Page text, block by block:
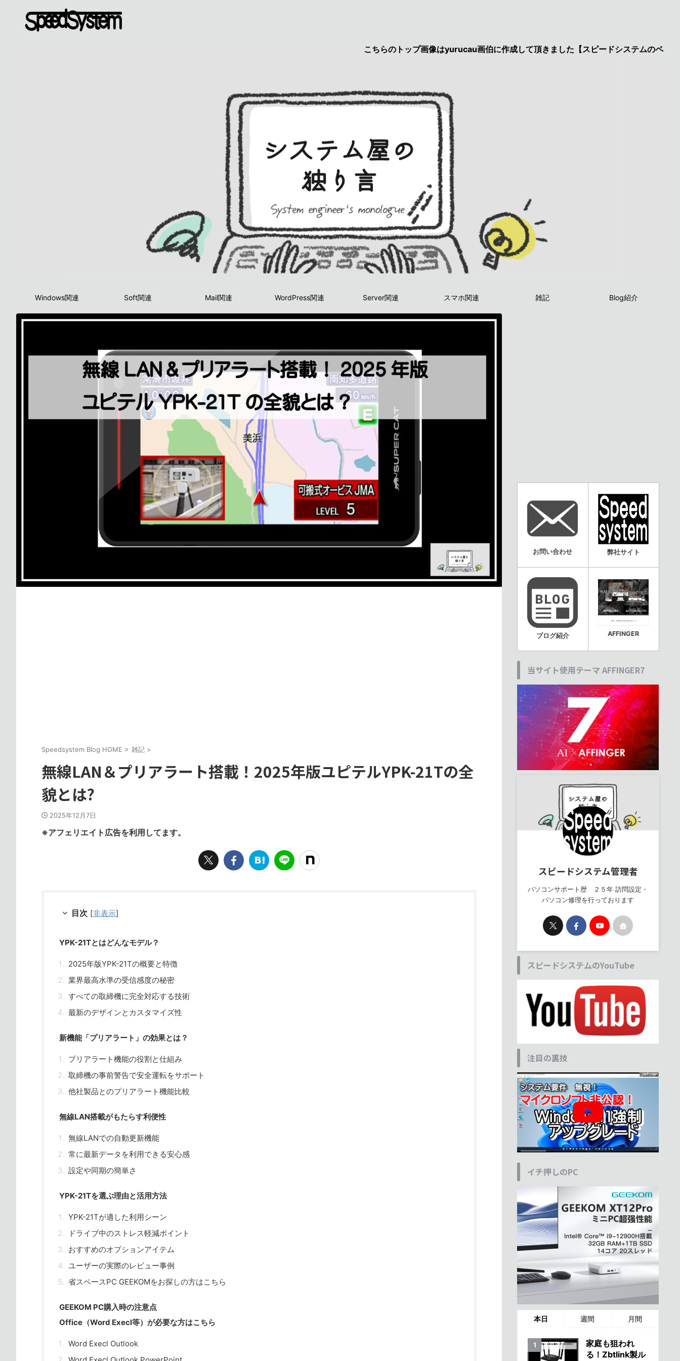
こちらのトップ画像はyurucau画伯に作成して頂きました【スピードシステムのページを見た
Windows関連 Soft関連 Mail関連 WordPress関連 Server関連 スマホ関連 雑記 Blog紹介
Speedsystem Blog HOME > 雑記 >
無線LAN＆プリアラート搭載！2025年版ユピテルYPK-21Tの全
貌とは?
2025年12月7日
※アフェリエイト広告を利用してます。
目次 [非表示]
YPK-21Tとはどんなモデル？
2025年版YPK-21Tの概要と特徴
業界最高水準の受信感度の秘密
すべての取締機に完全対応する技術
最新のデザインとカスタマイズ性
新機能「プリアラート」の効果とは？
プリアラート機能の役割と仕組み
取締機の事前警告で安全運転をサポート
他社製品とのプリアラート機能比較
無線LAN搭載がもたらす利便性
無線LANでの自動更新機能
常に最新データを利用できる安心感
設定や同期の簡単さ
YPK-21Tを選ぶ理由と活用方法
YPK-21Tが適した利用シーン
ドライブ中のストレス軽減ポイント
おすすめのオプションアイテム
ユーザーの実際のレビュー事例
省スペースPC GEEKOMをお探しの方はこちら
GEEKOM PC購入時の注意点
Office（Word Execl等）が必要な方はこちら
Word Execl Outlook
お問い合わせ 弊社サイト
ブログ紹介 AFFINGER
当サイト使用テーマ AFFINGER7
スピードシステム管理者
パソコンサポート歴 ２５年 訪問設定・
パソコン修理を行っております
スピードシステムのYouTube
注目の裏技
イチ押しのPC
本日 週間 月間
家庭も狙われ
る！Zbtlink製ル